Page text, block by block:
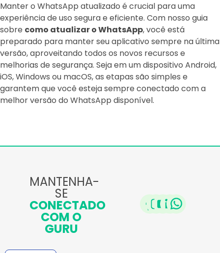
Manter o WhatsApp atualizado é crucial para uma
experiência de uso segura e eficiente. Com nosso guia
sobre como atualizar o WhatsApp, você está
preparado para manter seu aplicativo sempre na última
versão, aproveitando todos os novos recursos e
melhorias de segurança. Seja em um dispositivo Android,
iOS, Windows ou macOS, as etapas são simples e
garantem que você esteja sempre conectado com a
melhor versão do WhatsApp disponível.
MANTENHA-
SE
CONECTADO
COM O
GURU